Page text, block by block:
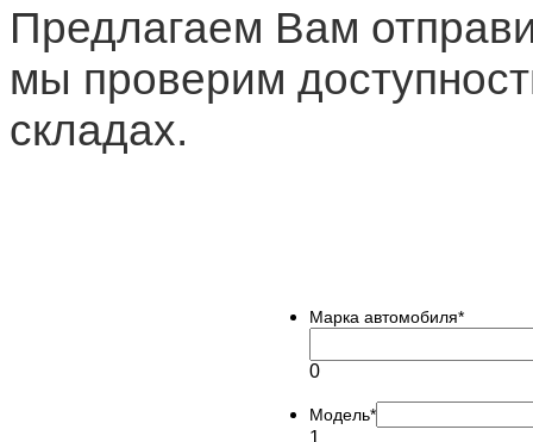
Предлагаем Вам
мы проверим
складах.
Марка автомобиля*
0
Модель*
1